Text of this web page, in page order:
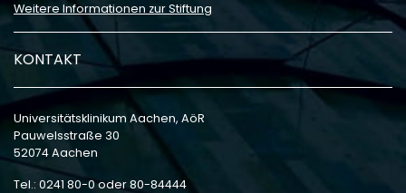
Weitere Informationen zur Stiftung
KONTAKT
Universitätsklinikum Aachen, AöR
Pauwelsstraße 30
52074 Aachen
Tel.: 0241 80-0 oder 80-84444